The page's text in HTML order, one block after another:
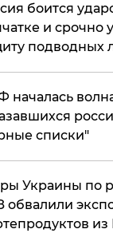
боится
и срочно
подводных
началась
списки"
Украины по
обвалили
из